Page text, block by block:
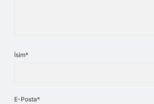
İsim*
E-Posta*